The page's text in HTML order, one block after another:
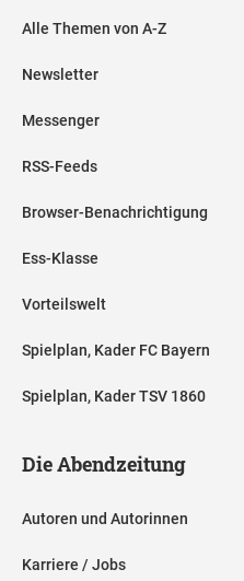
Alle Themen von A-Z
Newsletter
Messenger
RSS-Feeds
Browser-Benachrichtigung
Ess-Klasse
Vorteilswelt
Spielplan, Kader FC Bayern
Spielplan, Kader TSV 1860
Die Abendzeitung
Autoren und Autorinnen
Karriere / Jobs